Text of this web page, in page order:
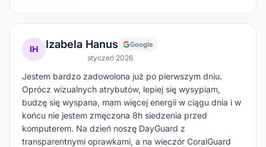
IH Izabela Hanus Google
styczeń 2026
Jestem bardzo zadowolona już po pierwszym dniu.
Oprócz wizualnych atrybutów, lepiej się wysypiam,
budzę się wyspana, mam więcej energii w ciągu dnia i w
końcu nie jestem zmęczona 8h siedzenia przed
komputerem. Na dzień noszę DayGuard z
transparentnymi oprawkami, a na wieczór CoralGuard